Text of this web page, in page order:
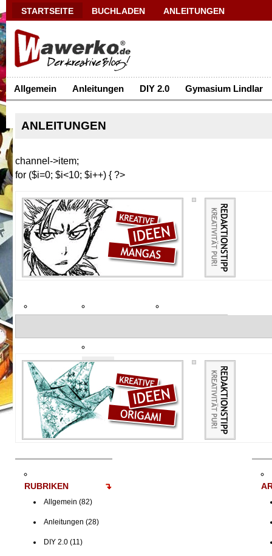
STARTSEITE BUCHLADEN ANLEITUNGEN
Allgemein Anleitungen DIY 2.0 Gymasium Lindlar
ANLEITUNGEN
channel->item;
for ($i=0; $i<10; $i++) { ?>
TAGS
RUBRIKEN
Allgemein (82)
Anleitungen (28)
DIY 2.0 (11)